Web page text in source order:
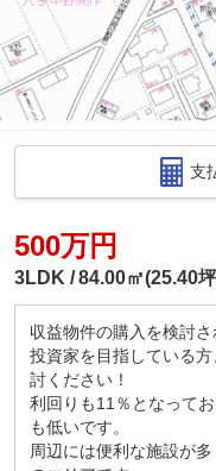
支
500万円
3LDK 84.00㎡(25.40
収益物件の購入を検討さ
投資家を目指している
討ください！
利回りも11％となって
も低いです。
周辺には便利な施設が